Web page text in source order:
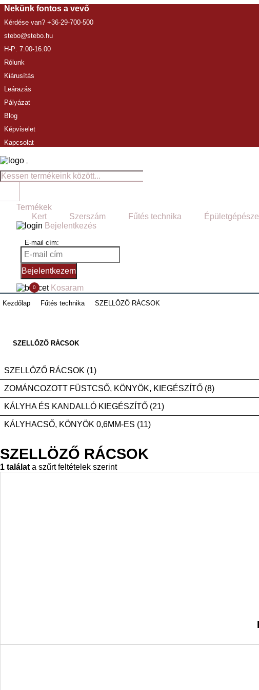
Nekünk fontos a vevő
Kérdése van? +36-29-700-500
stebo@stebo.hu
H-P: 7.00-16.00
Rólunk
Kiárusítás
Leárazás
Pályázat
Blog
Képviselet
Kapcsolat
Termékek
Kert
Szerszám Fűtés technika
Bejelentkezés
E-mail cím:
Bejelentkezem
Kosaram
0
Kezdőlap Fűtés technika SZELLÖZŐ RÁCSOK
SZELLÖZŐ RÁCSOK
SZELLÖZŐ RÁCSOK (1)
ZOMÁNCOZOTT FÜSTCSŐ, KÖNYÖK, KIEGÉSZÍTŐ (8)
KÁLYHA ÉS KANDALLÓ KIEGÉSZÍTŐ (21)
KÁLYHACSŐ, KÖNYÖK 0,6MM-ES (11)
SZELLÖZŐ RÁCSOK
1 találat a szűrt feltételek szerint